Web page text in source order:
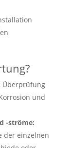
Überprüfung
und
-ströme:
der einzelnen